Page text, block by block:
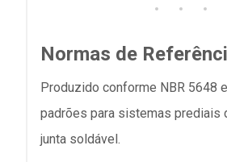
Normas de
Produzido conforme NBR 5648
padrões para sistemas prediais
junta soldável.